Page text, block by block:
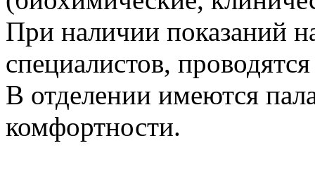
При наличии показаний
специалистов,
В отделении имеются
комфортности.